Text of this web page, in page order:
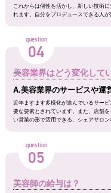
これからは個性を活かし、新しい技術
れます。自分をプロデュースできる人
question
04
美容業界はどう変化して
A.美容業界のサービスや運
近年ますます多様化が進んでいるサー
要な要素とされています。また、店舗
い営業の形で活用できる、シェアサロン
question
05
美容師の給与は？